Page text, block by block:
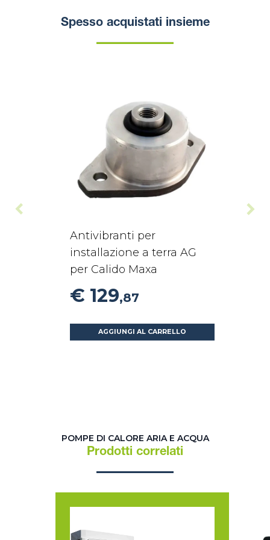
Spesso acquistati insieme
Antivibranti per
installazione a terra AG
per Calido Maxa
€ 129,87
AGGIUNGI AL CARRELLO
POMPE DI CALORE ARIA E ACQUA
Prodotti correlati